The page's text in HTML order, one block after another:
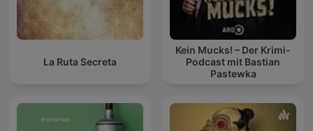
La Ruta Secreta
Kein Mucks! – Der Krimi-
Podcast mit Bastian
Pastewka